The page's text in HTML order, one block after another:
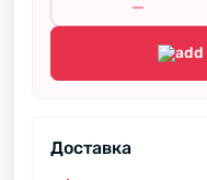
Доставка